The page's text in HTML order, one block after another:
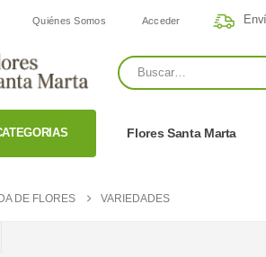
Quiénes Somos Acceder
Flores Santa Marta
DE FLORES VARIEDADES